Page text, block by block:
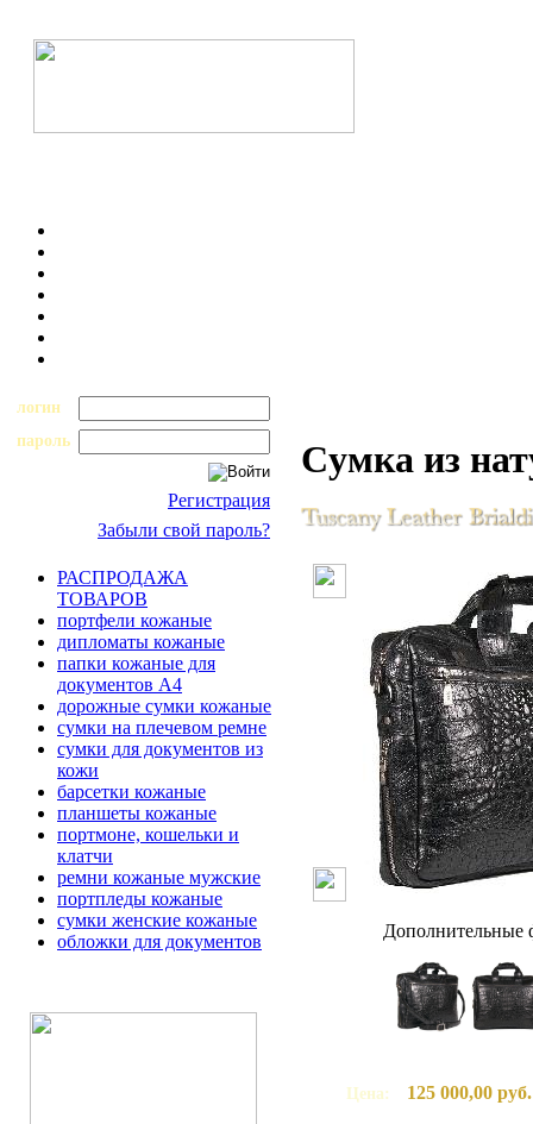
логин
пароль
Регистрация
Забыли свой пароль?
РАСПРОДАЖА
ТОВАРОВ
портфели кожаные
дипломаты кожаные
папки кожаные для
документов А4
дорожные сумки кожаные
сумки на плечевом ремне
сумки для документов из
кожи
барсетки кожаные
планшеты кожаные
портмоне, кошельки и
клатчи
ремни кожаные мужские
портпледы кожаные
сумки женские кожаные
обложки для документов
Cумка из
Дополнительные
Цена: 125 000,00 руб.